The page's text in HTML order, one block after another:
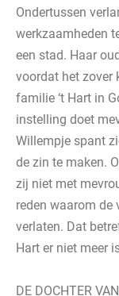
Ondertussen
werkzaamheden
een stad. Haar
voordat het zover
familie ‘t Hart in
instelling doet
Willempje spant
de zin te maken.
zij niet met
reden waarom de
verlaten. Dat
Hart er niet meer
DE DOCHTER